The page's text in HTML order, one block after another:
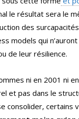
le résultat sera le
des
models qui
de leur résilience.
ni en 2001 ni
et pas dans le
consolider, certains